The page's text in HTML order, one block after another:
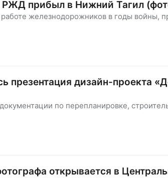
РЖД прибыл в Нижний Тагил
железнодорожников в годы войны,
презентация дизайн-проекта
по перепланировке,
открывается в